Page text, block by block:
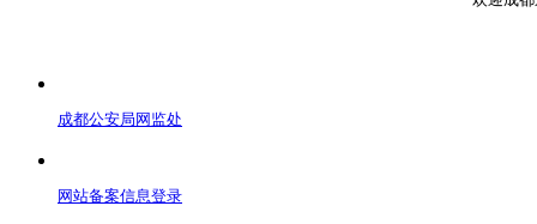
成都公安局网监处
网站备案信息登录